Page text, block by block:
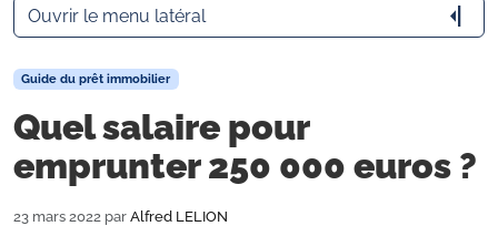
Guide du prêt immobilier
Quel salaire pour
emprunter 250 000 euros ?
23 mars 2022 par Alfred LELION
Ouvrir le menu latéral arrow_menu_close